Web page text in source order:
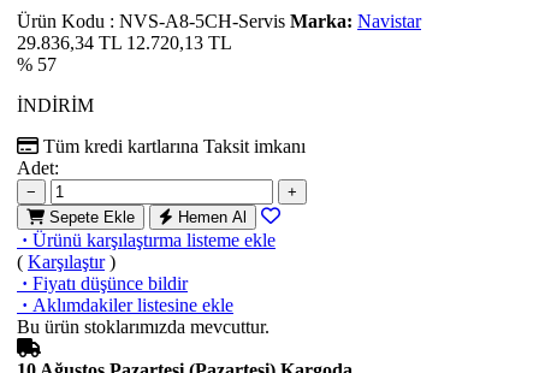
Ürün Kodu : NVS-A8-5CH-Servis Marka: Navistar
29.836,34 TL 12.720,13 TL
% 57
İNDİRİM
Tüm kredi kartlarına Taksit imkanı
Adet:
−
+
Sepete Ekle
Hemen Al
· Ürünü karşılaştırma listeme ekle
( Karşılaştır)
· Fiyatı düşünce bildir
· Aklımdakiler listesine ekle
Bu ürün stoklarımızda mevcuttur.